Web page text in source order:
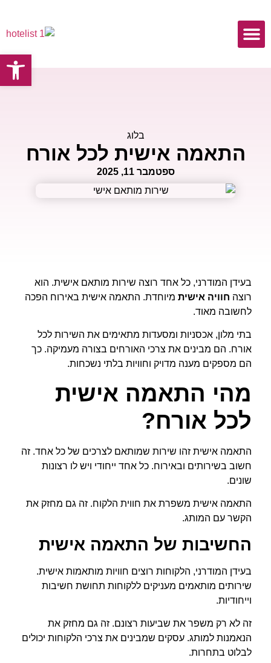
בלוג
התאמה אישית לכל אורח
ספטמבר 11, 2025
בעידן המודרני, כל אחד רוצה שירות מותאם אישית. הוא
רוצה חוויה אישית מיוחדת. התאמה אישית באירוח הפכה
לחשובה מאוד.
בתי מלון, אכסניות ומסעדות מתאימים את השירות לכל
אורח. הם מבינים את צרכי האורחים בצורה מעמיקה. כך
הם מספקים מענה מדויק וחוויות בלתי נשכחות.
מהי התאמה אישית
לכל אורח?
התאמה אישית זהו שירות שמותאם לצרכים של כל אחד. זה
חשוב בשירותים ובאירוח. כל אחד ייחודי ויש לו רצונות
שונים.
התאמה אישית משפרת את חווית הלקוח. זה גם מחזק את
הקשר עם המותג.
החשיבות של התאמה אישית
בעידן המודרני, הלקוחות רוצים חוויות מותאמות אישית.
שירותים מותאמים מעניקים ללקוחות תחושת חשיבות
וייחודיות.
זה לא רק משפר את שביעות רצונם. זה גם מחזק את
הנאמנות למותג. עסקים שמבינים את צרכי הלקוחות יכולים
לבלוט בתחרות.